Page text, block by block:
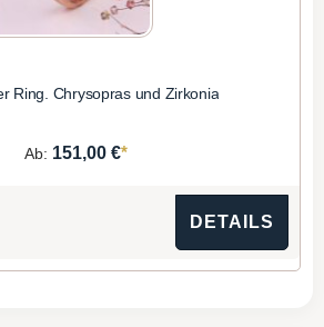
Ring. Chrysopras und Zirkonia
Ab: 151,00 €*
DETAILS